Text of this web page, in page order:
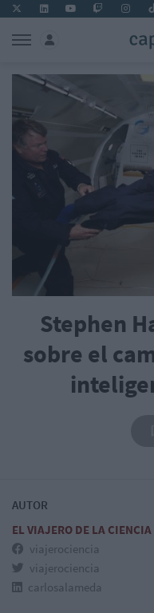
Stephen
sobre el
AUTOR
EL VIAJERO DE LA CIENCIA
viajerociencia
viajerociencia
carlosalameda